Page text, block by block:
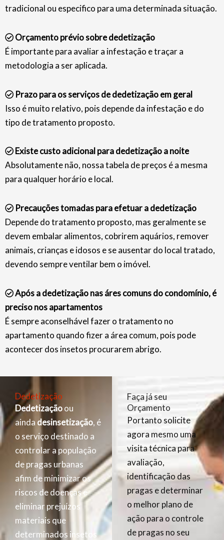
tradicional ou especifico para uma determinada situação.
Orçamento prévio sobre dedetização
É importante para avaliar a infestação e traçar a
metodologia a ser aplicada.
Prazo para os serviços de dedetização em geral
Isso é muito relativo, pois depende da infestação e do
tipo de tratamento proposto.
Existe custo adicional para dedetização a noite
Absolutamente não, nossa tabela de preços é a mesma
para qualquer horário e local.
Precauções tomadas para efetuar a dedetização
Depende do tratamento proposto, mas geralmente se
devem embalar alimentos, cobrirem aquários, remover
animais, crianças e idosos e se ausentar do local tratado,
devendo sempre ventilar bem o imóvel.
Após a dedetização nas áres comuns do condomínio, é
preciso nos apartamentos
É sempre aconselhável fazer o tratamento no
apartamento quando fizer a área comum, pois pode
acontecer dos insetos procurarem abrigo.
Dedetização
Dedetizaçãoou
ainda desinsetização, é
o serviço destinado a
controlar a população
de pragas urbanas
afim de minimizar os
riscos de doenças e
eliminar prejuízos
materiais que
determinados insetos
Faça já seu
Orçamento
Portanto solicite
agora mesmo uma
visita técnica para
avaliação,
identificação das
pragas e determinar
o melhor plano de
ação para o controle
de pragas no seu